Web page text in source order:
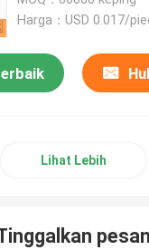
Harga：USD 0.017/
Lihat Lebih
pesan